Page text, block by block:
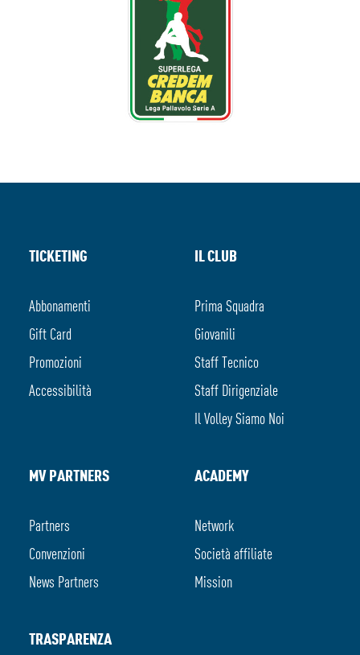
TICKETING
Abbonamenti
Gift Card
Promozioni
Accessibilità
IL CLUB
Prima Squadra
Giovanili
Staff Tecnico
Staff Dirigenziale
Il Volley Siamo Noi
MV PARTNERS
Partners
Convenzioni
News Partners
ACADEMY
Network
Società affiliate
Mission
TRASPARENZA